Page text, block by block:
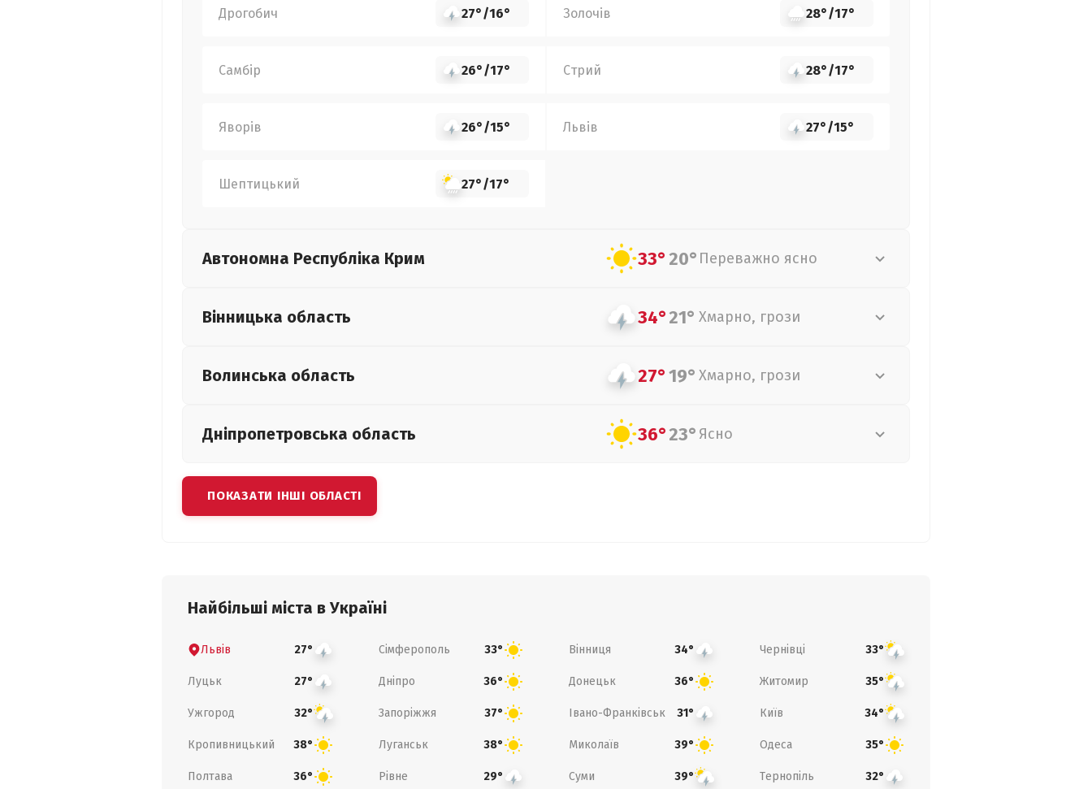
Дрогобич 27°/16° Золочів 28°/17°
Самбір 26°/17° Стрий 28°/17°
Яворів 26°/15° Львів 27°/15°
Шептицький 27°/17°
Автономна Республіка Крим 33°20° Переважно ясно
Вінницька область 34°21° Хмарно, грози
Волинська область 27°19° Хмарно, грози
Дніпропетровська область 36°23° Ясно
ПОКАЗАТИ ІНШІ ОБЛАСТІ
Найбільші міста в Україні
Львів 27° Сімферополь 33° Вінниця 34° Чернівці 33°
Луцьк 27° Дніпро 36° Донецьк 36° Житомир 35°
Ужгород 32° Запоріжжя 37° Івано-Франківськ 31° Київ 34°
Кропивницький 38° Луганськ 38° Миколаїв 39° Одеса 35°
Полтава 36° Рівне 29° Суми 39° Тернопіль 32°